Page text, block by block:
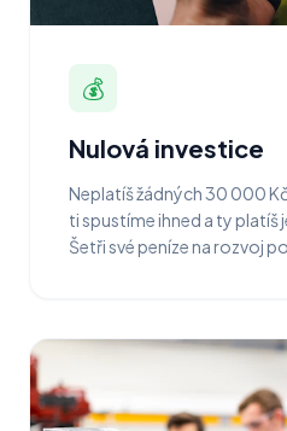
💰
Nulová investice
Neplatíš žádných 30 000
ti spustíme ihned a ty platíš
Šetři své peníze na rozvoj